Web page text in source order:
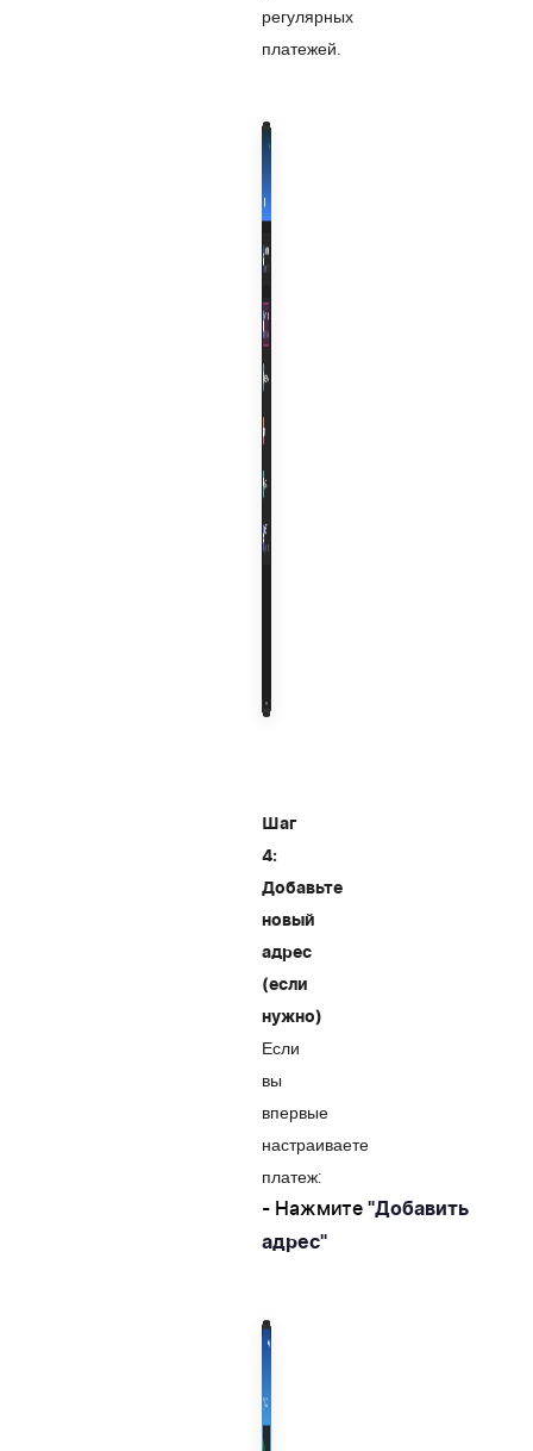
регулярных
платежей.
Шаг
4:
Добавьте
новый
адрес
(если
нужно)
Если
вы
впервые
настраиваете
платеж:
- Нажмите "Добавить
адрес"